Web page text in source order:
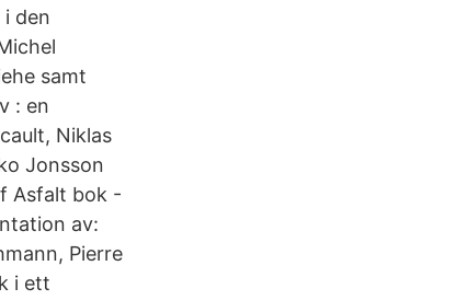
den
samt
: en
Niklas
Jonsson
Asfalt bok -
av:
Pierre
i ett